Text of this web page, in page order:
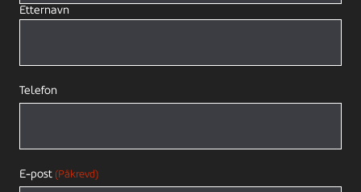
Etternavn
Telefon
E-post (Påkrevd)